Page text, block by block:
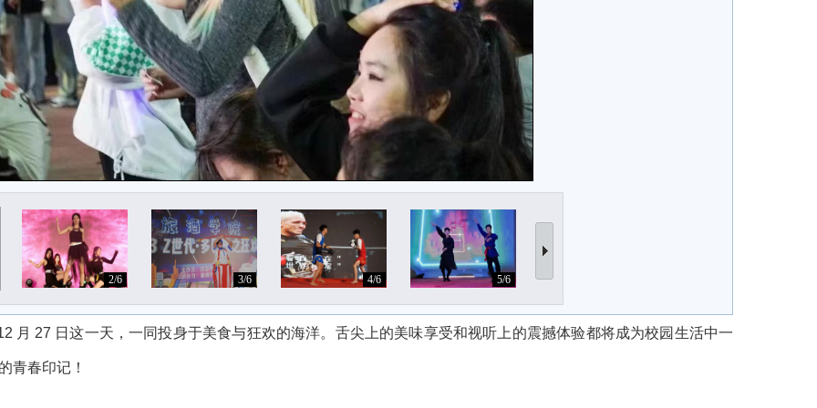
2/6 3/6 4/6 5/6
月 27 日这一天，一同投身于美食与狂欢的海洋。舌尖上的美味享受和视听上的震撼体验都将成为校园生活中一
青春印记！